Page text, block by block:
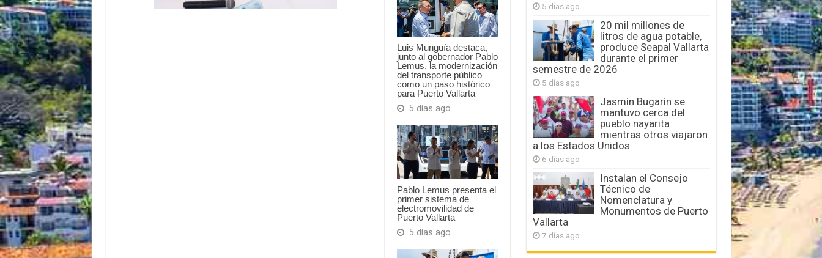
Luis Munguía destaca,
junto al gobernador Pablo
Lemus, la modernización
del transporte público
como un paso histórico
para Puerto Vallarta
5 días ago
Pablo Lemus presenta el
primer sistema de
electromovilidad de
Puerto Vallarta
5 días ago
5 días ago
20 mil millones de
litros de agua potable,
produce Seapal Vallarta
durante el primer
semestre de 2026
5 días ago
Jasmín Bugarín se
mantuvo cerca del
pueblo nayarita
mientras otros viajaron
a los Estados Unidos
6 días ago
Instalan el Consejo
Técnico de
Nomenclatura y
Monumentos de Puerto
Vallarta
7 días ago